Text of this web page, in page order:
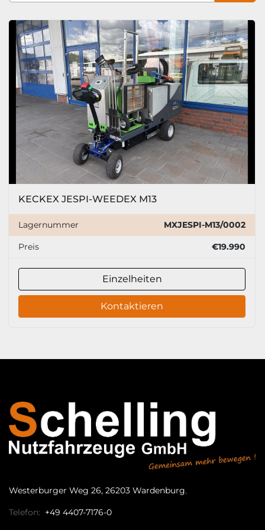
Zustand
KECKEX JESPI-WEEDEX M13
Lagernummer MXJESPI-M13/0002
Preis €19.990
Einzelheiten
Kontaktieren
Westerburger Weg 26, 26203 Wardenburg
Telefon: +49 4407-7176-0